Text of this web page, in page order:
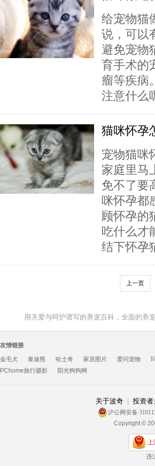
给宠物猫
说，可以
避免宠物
育手术的
瘤等疾病
注意什么
猫咪怀孕
宠物猫咪
家庭里马
免不了要
咪怀孕都
顾怀孕的
吃什么才
结下怀孕
上一页
用关爱与呵护谱写的养宠百科，全面的
友情链接
金毛犬
泰迪熊 哈士奇 家居图片 爱问宠物
PChome旅行摄影
阳光狗狗网
关于波奇 投资者
沪公网安备
Copyright ©
违